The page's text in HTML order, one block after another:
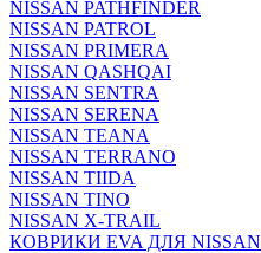
NISSAN PATHFINDER
NISSAN PATROL
NISSAN PRIMERA
NISSAN QASHQAI
NISSAN SENTRA
NISSAN SERENA
NISSAN TEANA
NISSAN TERRANO
NISSAN TIIDA
NISSAN TINO
NISSAN X-TRAIL
КОВРИКИ EVA ДЛЯ NISSAN